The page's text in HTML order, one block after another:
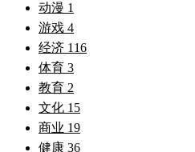
动漫 1
游戏 4
经济 116
体育 3
教育 2
文化 15
商业 19
健康 36